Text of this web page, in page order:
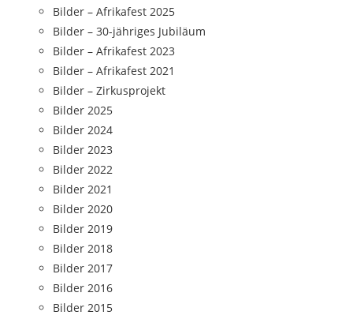
Bilder – Afrikafest 2025
Bilder – 30-jähriges Jubiläum
Bilder – Afrikafest 2023
Bilder – Afrikafest 2021
Bilder – Zirkusprojekt
Bilder 2025
Bilder 2024
Bilder 2023
Bilder 2022
Bilder 2021
Bilder 2020
Bilder 2019
Bilder 2018
Bilder 2017
Bilder 2016
Bilder 2015